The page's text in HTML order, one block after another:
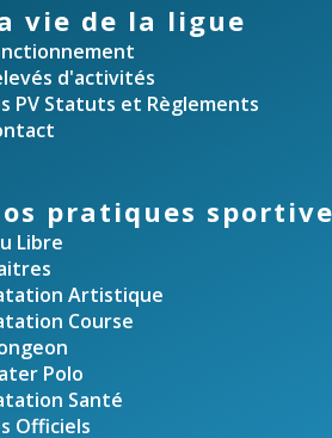
vie de la ligue
d'activités
PV Statuts et Règlements
pratiques
Libre
Artistique
Course
Polo
Santé
Officiels